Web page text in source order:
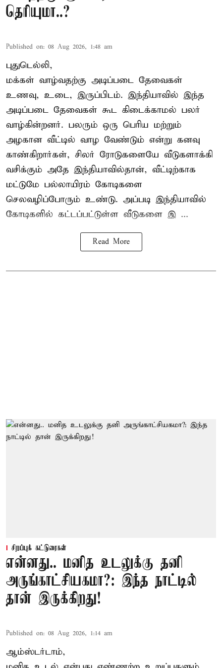
தெரியுமா..?
Published on: 08 Aug 2026, 1:48 am
புதுடெல்லி,
மக்கள் வாழ்வதற்கு அடிப்படை தேவைகள்
உணவு, உடை, இருப்பிடம். இந்தியாவில் இந்த
அடிப்படை தேவைகள் கூட கிடைக்காமல் பலர்
வாழ்கின்றனர். பலரும் ஒரு பெரிய மற்றும்
அழகான வீட்டில் வாழ வேண்டும் என்று கனவு
காண்கிறார்கள், சிலர் ரோடுகளையே வீடுகளாக்கி
வசிக்கும் அதே இந்தியாவில்தான், வீட்டிற்காக
மட்டுமே பல்லாயிரம் கோடிகளை
செலவழிப்போரும் உண்டு. அப்படி இந்தியாவில்
கோடிகளில் கட்டப்பட்டுள்ள வீடுகளை இ ...
Read More
சிறப்புக் கட்டுரைகள்
என்னது.. மனித உடலுக்கு தனி
அருங்காட்சியகமா?: இந்த நாட்டில்
தான் இருக்கிறது!
Published on: 08 Aug 2026, 1:14 am
ஆம்ஸ்டர்டாம்,